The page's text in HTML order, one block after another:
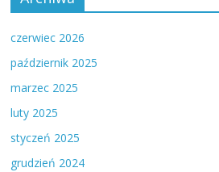
czerwiec 2026
październik 2025
marzec 2025
luty 2025
styczeń 2025
grudzień 2024